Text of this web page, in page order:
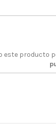
este producto